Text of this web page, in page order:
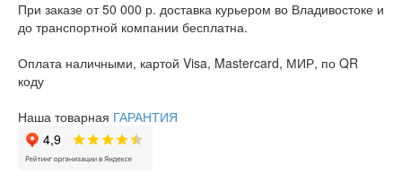
При заказе от 50 000 р. доставка курьером во Владивостоке и
до транспортной компании бесплатна.
Оплата наличными, картой Visa, Mastercard, МИР, по QR
коду
Наша товарная ГАРАНТИЯ